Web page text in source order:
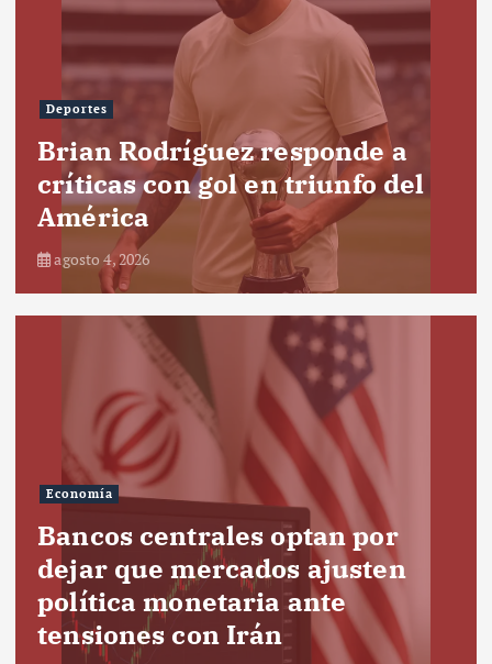
Deportes
Brian Rodríguez responde a
críticas con gol en triunfo del
América
agosto 4, 2026
Economía
Bancos centrales optan por
dejar que mercados ajusten
política monetaria ante
tensiones con Irán